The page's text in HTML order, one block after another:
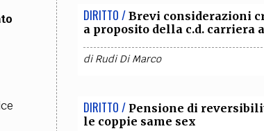
DIRITTO / Brevi considerazioni
a proposito della c.d. carriera
diRudi Di Marco
DIRITTO / Pensione di
le coppie same sex